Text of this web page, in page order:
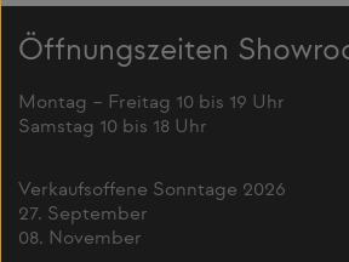
Öffnungszeiten
Montag – Freitag 10 bis 19 Uhr
Samstag 10 bis 18 Uhr
Verkaufsoffene Sonntage 2026
27. September
08. November